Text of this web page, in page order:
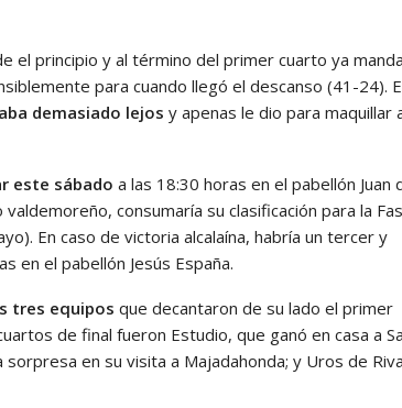
el principio y al término del primer cuarto ya
para cuando llegó el descanso (41-24).
demasiado lejos y apenas le dio para maquillar
este sábado a las 18:30 horas en el pabellón Juan
consumaría su clasificación para la
En caso de victoria alcalaína, habría un tercer y
en el pabellón Jesús España.
tres equipos que decantaron de su lado el primer
de final fueron Estudio, que ganó en casa a
en su visita a Majadahonda; y Uros de